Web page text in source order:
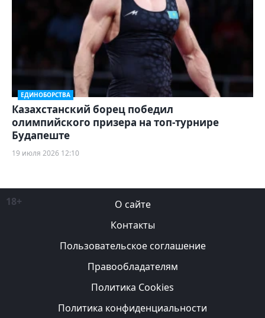
ЕДИНОБОРСТВА
Казахстанский борец победил
олимпийского призера на топ-турнире
Будапеште
19 июля 2026 12:10
18+
О сайте
Контакты
Пользовательское соглашение
Правообладателям
Политика Cookies
Политика конфиденциальности